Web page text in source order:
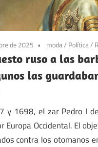
de 2025 moda/ Política/
ruso a las
las
y 1698, el zar Pedro I
Europa Occidental. El
contra los otomanos